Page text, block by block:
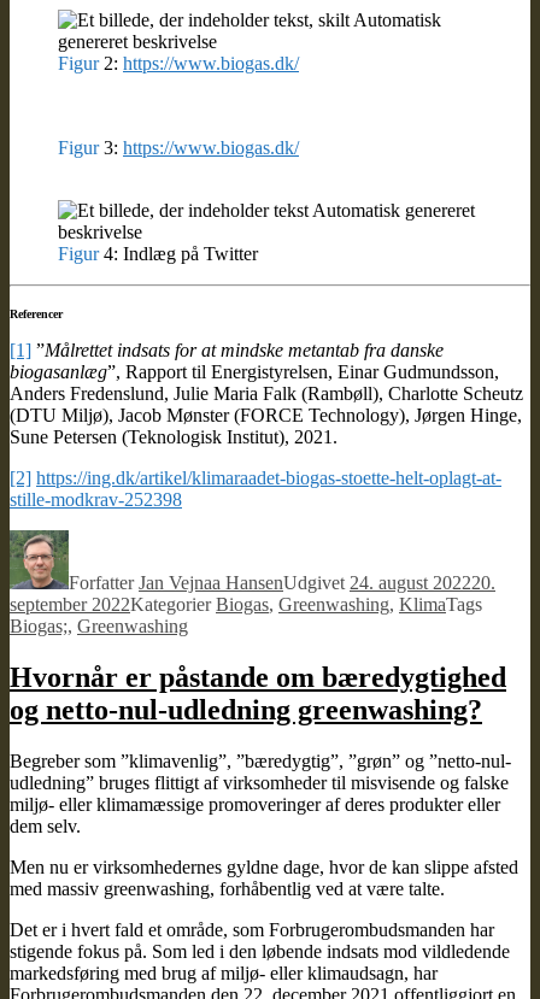
Figur 2: https://www.biogas.dk/
Figur3: https://www.biogas.dk/
Figur4: Indlæg på Twitter
Referencer
[1] ”Målrettet indsats for at mindske metantab fra danske
biogasanlæg”, Rapport til Energistyrelsen, Einar Gudmundsson,
Anders Fredenslund, Julie Maria Falk (Rambøll), Charlotte Scheutz
(DTU Miljø), Jacob Mønster (FORCE Technology), Jørgen Hinge,
Sune Petersen (Teknologisk Institut), 2021.
[2] https://ing.dk/artikel/klimaraadet-biogas-stoette-helt-oplagt-at-
stille-modkrav-252398
ForfatterJan Vejnaa HansenUdgivet24. august 202220.
september 2022KategorierBiogas, Greenwashing, KlimaTags
Biogas;, Greenwashing
Hvornår er påstande om bæredygtighed
og netto-nul-udledning greenwashing?
Begreber som ”klimavenlig”, ”bæredygtig”, ”grøn” og ”netto-nul-
udledning” bruges flittigt af virksomheder til misvisende og falske
miljø- eller klimamæssige promoveringer af deres produkter eller
dem selv.
Men nu er virksomhedernes gyldne dage, hvor de kan slippe afsted
med massiv greenwashing, forhåbentlig ved at være talte.
Det er i hvert fald et område, som Forbrugerombudsmanden har
stigende fokus på. Som led i den løbende indsats mod vildledende
markedsføring med brug af miljø- eller klimaudsagn, har